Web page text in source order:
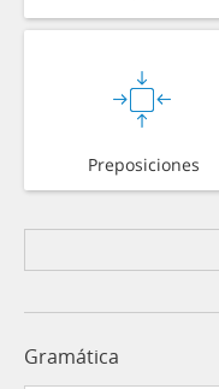
Preposiciones
Gramática